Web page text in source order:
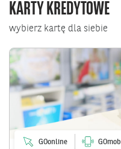
KARTY KREDYTOWE
wybierz kartę dla siebie
Przejdź
do
Mastercard
Standard
(RRSO
22,04%)
GOonline